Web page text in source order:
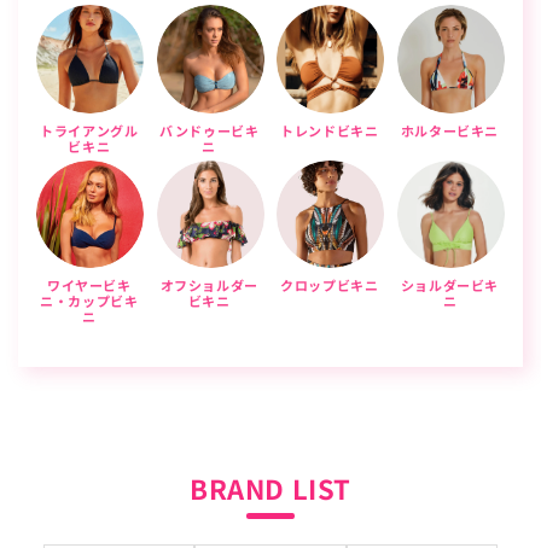
トライアングル
ビキニ
バンドゥービキ
ニ
トレンドビキニ ホルタービキニ
ワイヤービキ
ニ・カップビキ
ニ
オフショルダー
ビキニ
クロップビキニ
ショルダービキ
ニ
BRAND LIST